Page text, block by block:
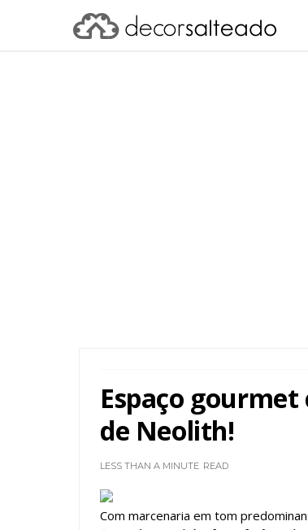
Espaço
de Neolith!
LESS THAN A MINUTE READ
Com marcenaria em tom